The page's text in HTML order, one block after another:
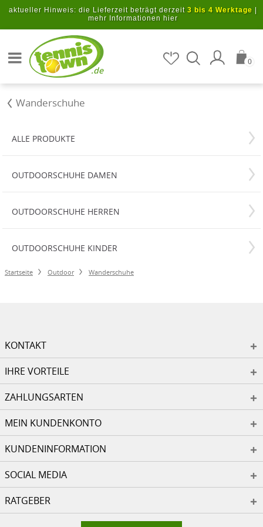
Zum Hauptinhalt springen
aktueller Hinweis: die Lieferzeit beträgt derzeit 3 bis 4 Werktage
mehr Informationen hier
.de
0
Wanderschuhe
ALLE PRODUKTE
OUTDOORSCHUHE DAMEN
OUTDOORSCHUHE HERREN
OUTDOORSCHUHE KINDER
Startseite Outdoor Wanderschuhe
KONTAKT
IHRE VORTEILE
ZAHLUNGSARTEN
MEIN KUNDENKONTO
KUNDENINFORMATION
SOCIAL MEDIA
RATGEBER